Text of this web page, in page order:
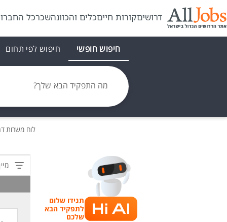
דרושיםקורות חייםכלים והכוונהשכרכל
חיפוש חופשי חיפוש לפי תחום
מה התפקיד הבא שלך?
לוח משרות
תגידו שלום
לתפקיד הבא
שלכם